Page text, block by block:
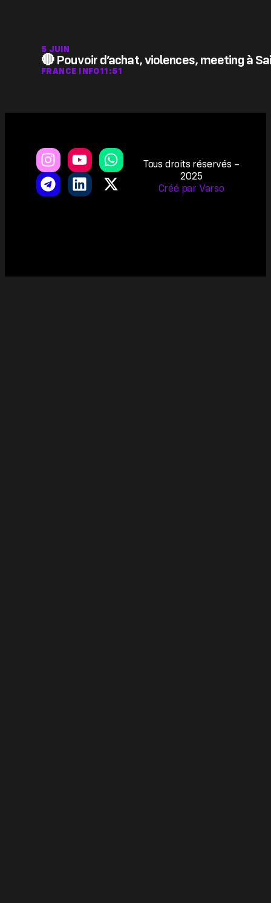
5 JUIN
🔴 Pouvoir d’achat, violences, meeting à
FRANCE INFO11:51
Tous droits réservés –
2025
Créé par Varso